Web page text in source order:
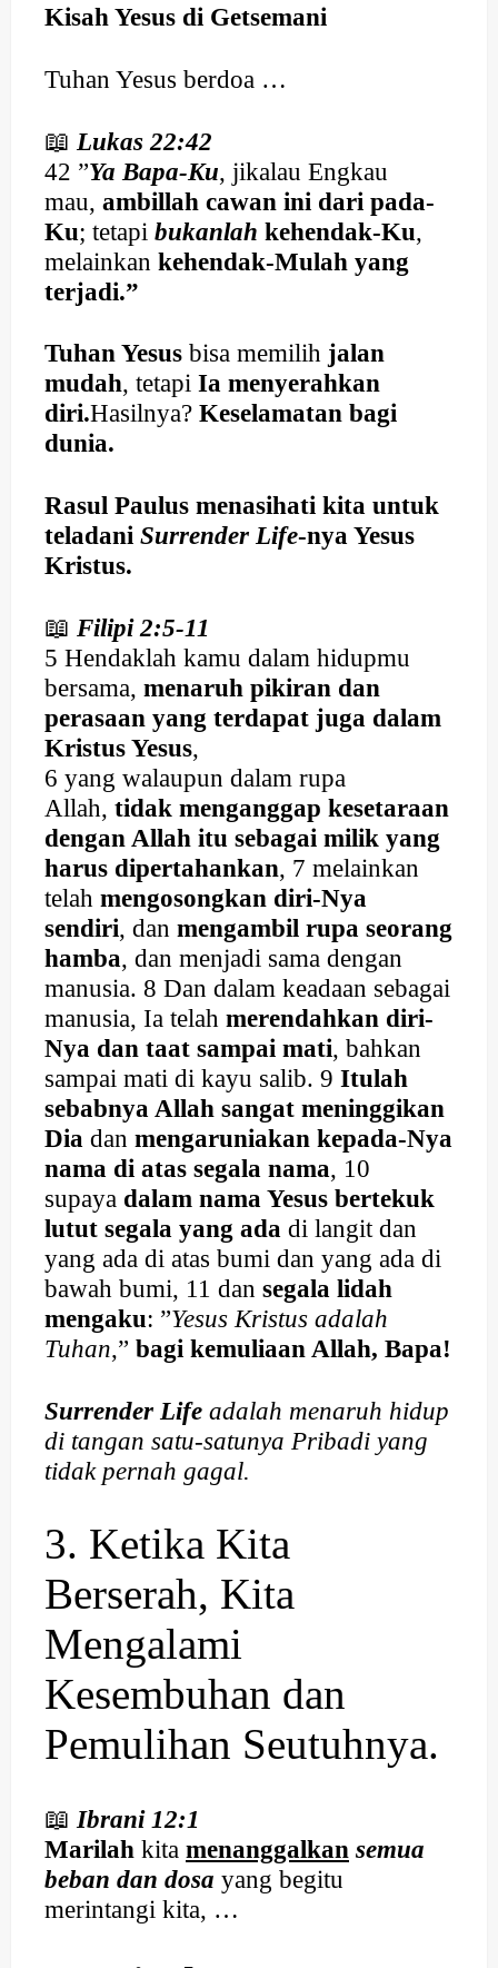
Kisah Yesus di Getsemani
Tuhan Yesus berdoa …
📖 Lukas 22:42
42 ”Ya Bapa-Ku, jikalau Engkau
mau, ambillah cawan ini dari pada-
Ku; tetapi bukanlah kehendak-Ku,
melainkan kehendak-Mulah yang
terjadi.”
Tuhan Yesus bisa memilih jalan
mudah, tetapi Ia menyerahkan
diri.Hasilnya? Keselamatan bagi
dunia.
Rasul Paulus menasihati kita untuk
teladani Surrender Life-nya Yesus
Kristus.
📖 Filipi 2:5-11
5 Hendaklah kamu dalam hidupmu
bersama, menaruh pikiran dan
perasaan yang terdapat juga dalam
Kristus Yesus,
6 yang walaupun dalam rupa
Allah, tidak menganggap kesetaraan
dengan Allah itu sebagai milik yang
harus dipertahankan, 7 melainkan
telah mengosongkan diri-Nya
sendiri, dan mengambil rupa seorang
hamba, dan menjadi sama dengan
manusia. 8 Dan dalam keadaan sebagai
manusia, Ia telah merendahkan diri-
Nya dan taat sampai mati, bahkan
sampai mati di kayu salib. 9 Itulah
sebabnya Allah sangat meninggikan
Dia dan mengaruniakan kepada-Nya
nama di atas segala nama, 10
supaya dalam nama Yesus bertekuk
lutut segala yang ada di langit dan
yang ada di atas bumi dan yang ada di
bawah bumi, 11 dan segala lidah
mengaku: ”Yesus Kristus adalah
Tuhan,” bagi kemuliaan Allah, Bapa!
Surrender Life adalah menaruh hidup
di tangan satu-satunya Pribadi yang
tidak pernah gagal.
3. Ketika Kita
Berserah, Kita
Mengalami
Kesembuhan dan
Pemulihan Seutuhnya.
📖 Ibrani 12:1
Marilah kita menanggalkan semua
beban dan dosa yang begitu
merintangi kita, …